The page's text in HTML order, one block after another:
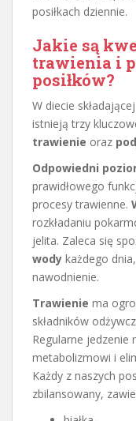
posiłkach dziennie.
Jakie są
trawienia i
posiłków?
W diecie
istnieją trzy
trawienie oraz
Odpowiedni
prawidłowego
procesy trawienne.
rozkładaniu
jelita. Zaleca się
wody każdego
nawodnienie.
Trawienie ma
składników
Regularne jedzenie
metabolizmowi i
Każdy z naszych
zbilansowany,